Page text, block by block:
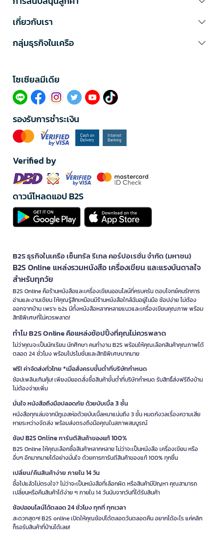
เกี่ยวกับเรา
กลุ่มธุรกิจในเครือ
โซเซียลมีเดีย​
รองรับการชำระเงิน
Verified by
ดาวน์โหลดแอป B2S
B2S ธุรกิจในเครือ เซ็นทรัล รีเทล คอร์ปอเรชั่น จำกัด (มหาชน)
B2S Online แหล่งรวมหนังสือ เครื่องเขียน และแรงบันดาลใจ
สำหรับทุกวัย
B2S Online คือร้านหนังสือและเครื่องเขียนออนไลน์ที่ครบครัน ตอบโจทย์คนรักการ
อ่านและงานเขียน ให้คุณรู้สึกเหมือนมีร้านหนังสือใกล้ฉันอยู่ในมือ ช้อปง่าย ไม่ต้อง
ออกจากบ้าน เพราะ b2s มีทั้งหนังสือหลากหลายแนวและเครื่องเขียนคุณภาพ พร้อม
สิทธิพิเศษที่ไม่ควรพลาด!
ทำไม B2S Online คือแหล่งช้อปปิ้งที่คุณไม่ควรพลาด
ไม่ว่าคุณจะเป็นนักเรียน นักศึกษา คนทำงาน B2S พร้อมให้คุณเลือกสินค้าคุณภาพได้
ตลอด 24 ชั่วโมง พร้อมโปรโมชั่นและสิทธิพิเศษมากมาย
ฟรี! ค่าจัดส่งทั่วไทย *เมื่อสั่งครบขั้นต่ำที่บริษัทกำหนด
ช้อปเพลินเกินคุ้ม! เพียงมียอดสั่งซื้อสินค้าขั้นต่ำที่บริษัทกำหนด รับสิทธิ์ส่งฟรีถึงบ้าน
ไม่ต้องจ่ายเพิ่ม
มั่นใจ หนังสือถึงมือปลอดภัย ด้วยบับเบิ้ล 3 ชั้น
หนังสือทุกเล่มจากบีทูเอสห่อด้วยบับเบิ้ลหนาแน่นถึง 3 ชั้น หมดกังวลเรื่องความเสีย
หายระหว่างจัดส่ง พร้อมส่งตรงถึงมือคุณในสภาพสมบูรณ์
ช้อป B2S Online การันตีสินค้าของแท้ 100%
B2S Online ให้คุณเลือกซื้อสินค้าหลากหลาย ไม่ว่าจะเป็นหนังสือ เครื่องเขียน หรือ
อื่นๆ อีกมากมายได้อย่างมั่นใจ ด้วยการการันตีสินค้าของแท้ 100% ทุกชิ้น
เปลี่ยน/คืนสินค้าง่าย ภายใน 14 วัน
ซื้อไปแล้วไม่ตรงใจ? ไม่ว่าจะเป็นหนังสือที่เลือกผิด หรือสินค้ามีปัญหา คุณสามารถ
เปลี่ยนหรือคืนสินค้าได้ง่าย ๆ ภายใน 14 วันนับจากวันที่ได้รับสินค้า
ช้อปออนไลน์ได้ตลอด 24 ชั่วโมง ทุกที่ ทุกเวลา
สะดวกสุดๆ! B2S online เปิดให้คุณช้อปได้ตลอดวันตลอดคืน อยากได้อะไร แค่คลิก
ก็รอรับสินค้าที่บ้านได้เลย!